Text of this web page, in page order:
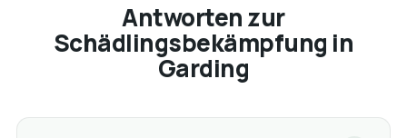
Antworten zur
Schädlingsbekämpfung in
Garding